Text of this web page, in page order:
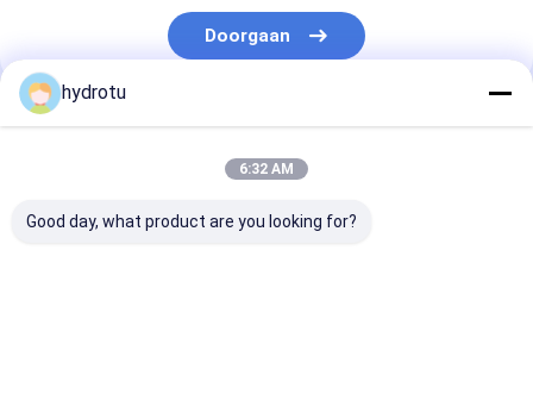
Pelton Turbine Runner
Vlinderklep
Geflensde schuifafsluiter
Doorgaan
Onze Categorieën
hydrotu
6:32 AM
Good day, what product are you looking for?